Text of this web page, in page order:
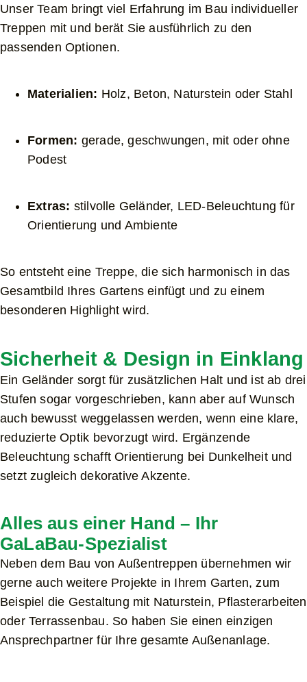
Unser Team bringt viel Erfahrung im Bau individueller
Treppen mit und berät Sie ausführlich zu den
passenden Optionen.
Materialien: Holz, Beton, Naturstein oder Stahl
Formen: gerade, geschwungen, mit oder ohne
Podest
Extras: stilvolle Geländer, LED-Beleuchtung für
Orientierung und Ambiente
So entsteht eine Treppe, die sich harmonisch in das
Gesamtbild Ihres Gartens einfügt und zu einem
besonderen Highlight wird.
Sicherheit & Design in Einklang
Ein Geländer sorgt für zusätzlichen Halt und ist ab drei
Stufen sogar vorgeschrieben, kann aber auf Wunsch
auch bewusst weggelassen werden, wenn eine klare,
reduzierte Optik bevorzugt wird. Ergänzende
Beleuchtung schafft Orientierung bei Dunkelheit und
setzt zugleich dekorative Akzente.
Alles aus einer Hand – Ihr
GaLaBau-Spezialist
Neben dem Bau von Außentreppen übernehmen wir
gerne auch weitere Projekte in Ihrem Garten, zum
Beispiel die Gestaltung mit Naturstein, Pflasterarbeiten
oder Terrassenbau. So haben Sie einen einzigen
Ansprechpartner für Ihre gesamte Außenanlage.